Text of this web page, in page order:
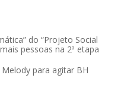
do “Projeto Social
pessoas na 2ª etapa
para agitar BH